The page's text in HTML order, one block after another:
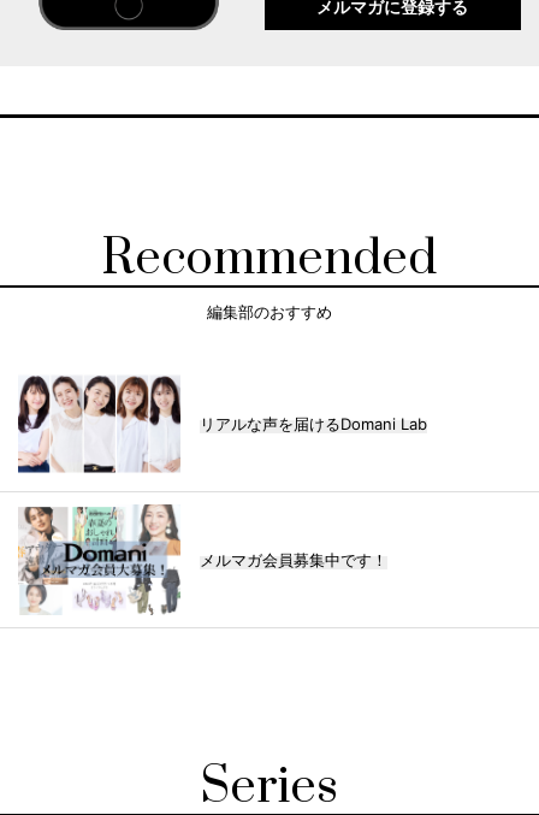
メルマガに登録する
Recommended
編集部のおすすめ
リアルな声を届けるDomani Lab
メルマガ会員募集中です！
Series